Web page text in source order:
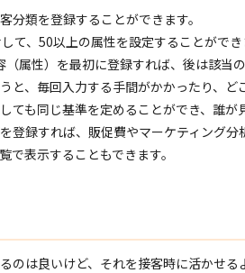
分類を登録することができます。
て、50以上の属性を設定することができ
属性）を最初に登録すれば、後は該当
と、毎回入力する手間がかかったり、
ても同じ基準を定めることができ、誰
登録すれば、販促費やマーケティング
で表示することもできます。
るのは良いけど、それを接客時に活かせ